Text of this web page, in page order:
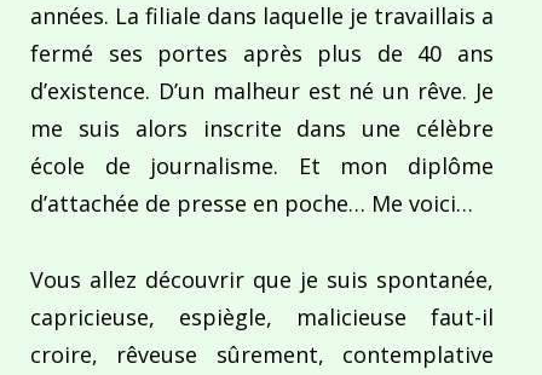
années. La filiale dans laquelle je travaillais a
fermé ses portes après plus de 40 ans
d’existence. D’un malheur est né un rêve. Je
me suis alors inscrite dans une célèbre
école de journalisme. Et mon diplôme
d’attachée de presse en poche… Me voici…
Vous allez découvrir que je suis spontanée,
capricieuse, espiègle, malicieuse faut-il
croire, rêveuse sûrement, contemplative